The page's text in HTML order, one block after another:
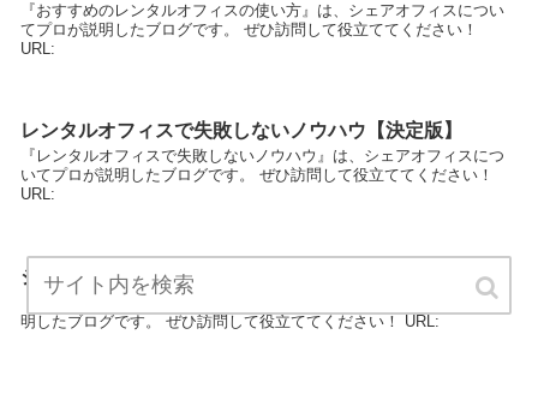
『おすすめのレンタルオフィスの使い方』は、シェアオフィスについ
てプロが説明したブログです。 ぜひ訪問して役立ててください！
URL:
レンタルオフィスで失敗しないノウハウ【決定版】
『レンタルオフィスで失敗しないノウハウ』は、シェアオフィスにつ
いてプロが説明したブログです。 ぜひ訪問して役立ててください！
URL:
シェアオフィス口コミ情報【決定版】
『シェアオフィス口コミ情報』は、シェアオフィスについてプロが説
明したブログです。 ぜひ訪問して役立ててください！ URL: